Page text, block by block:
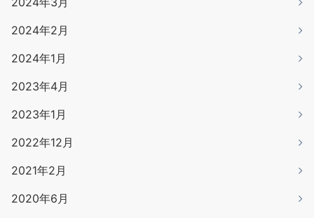
2024年2月
2024年1月
2023年4月
2023年1月
2022年12月
2021年2月
2020年6月